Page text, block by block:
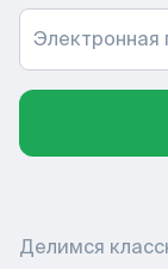
Электронная
Делимся